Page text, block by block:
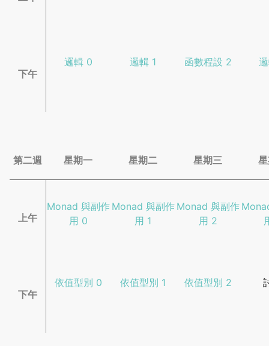
下午
邏輯 0 邏輯 1 函數程設 2
第二週 星期一 星期二 星期三
上午
Monad 與副作
用 0
Monad 與副作
用 1
Monad 與副作
用 2
下午
依值型別 0 依值型別 1 依值型別 2